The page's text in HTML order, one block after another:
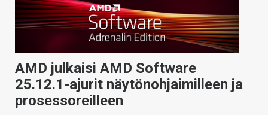
AMD julkaisi AMD Software
25.12.1-ajurit näytönohjaimilleen ja
prosessoreilleen